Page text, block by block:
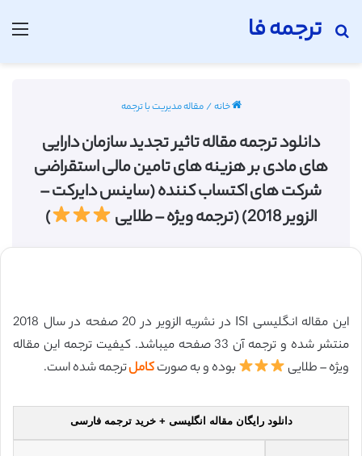
ترجمه فا
جستجو برای
خانه/مقاله مدیریت با ترجمه
دانلود ترجمه مقاله تاثیر تجدید سازمان دارایی
های مادی بر هزینه های تامین مالی استقراضی
شرکت های اکتساب کننده (ساینس دایرکت –
الزویر 2018) (ترجمه ویژه – طلایی
)
این مقاله انگلیسی ISI در نشریه الزویر در 20 صفحه در سال 2018
منتشر شده و ترجمه آن 33 صفحه میباشد. کیفیت ترجمه این مقاله
ویژه – طلایی
بوده و به صورتکاملترجمه شده است.
دانلود رایگان مقاله انگلیسی + خرید ترجمه فارسی